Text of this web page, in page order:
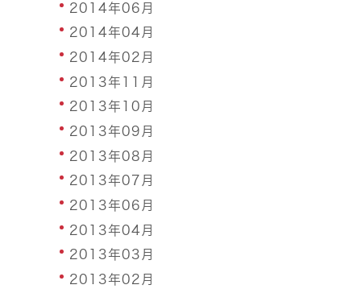
2014年06月
2014年04月
2014年02月
2013年11月
2013年10月
2013年09月
2013年08月
2013年07月
2013年06月
2013年04月
2013年03月
2013年02月